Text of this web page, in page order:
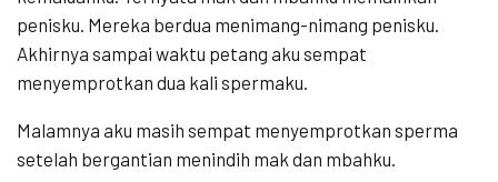
penisku. Mereka berdua menimang-nimang penisku.
Akhirnya sampai waktu petang aku sempat
menyemprotkan dua kali spermaku.
Malamnya aku masih sempat menyemprotkan sperma
setelah bergantian menindih mak dan mbahku.